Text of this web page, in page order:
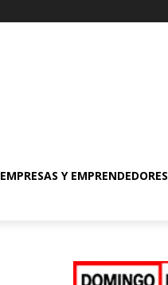
EMPRESAS Y EMPRENDEDORES